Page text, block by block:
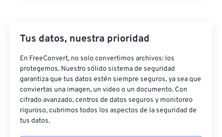
Tus datos, nuestra prioridad
En FreeConvert, no solo convertimos archivos: los
protegemos. Nuestro sólido sistema de seguridad
garantiza que tus datos estén siempre seguros, ya sea que
conviertas una imagen, un video o un documento. Con
cifrado avanzado, centros de datos seguros y monitoreo
riguroso, cubrimos todos los aspectos de la seguridad de
tus datos.